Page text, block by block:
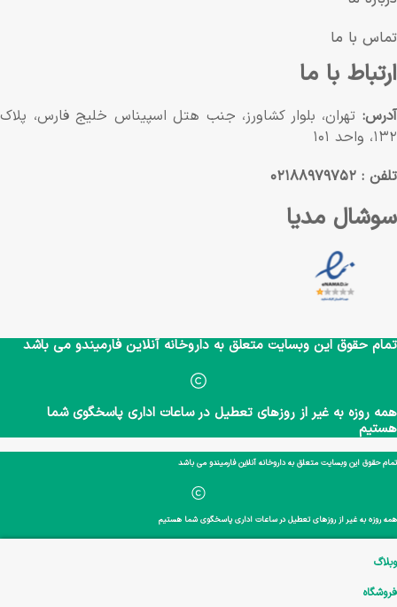
تماس با ما
ارتباط با ما
آدرس: تهران، بلوار کشاورز، جنب هتل اسپیناس خلیج فارس، پلاک
۱۳۲، واحد ۱۰۱
تلفن : ۰۲۱۸۸۹۷۹۷۵۲
سوشال مدیا
تمام حقوق این وبسایت متعلق به داروخانه آنلاین فارمیندو می باشد
همه روزه به غیر از روزهای تعطیل در ساعات اداری پاسخگوی شما
هستیم
تمام حقوق این وبسایت متعلق به داروخانه آنلاین فارمیندو می باشد
همه روزه به غیر از روزهای تعطیل در ساعات اداری پاسخگوی شما هستیم
وبلاگ
فروشگاه